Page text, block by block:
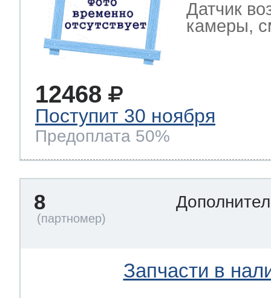
Датчик
камеры,
12468
Поступит 30 ноября
Предоплата 50%
8
Запчасти в